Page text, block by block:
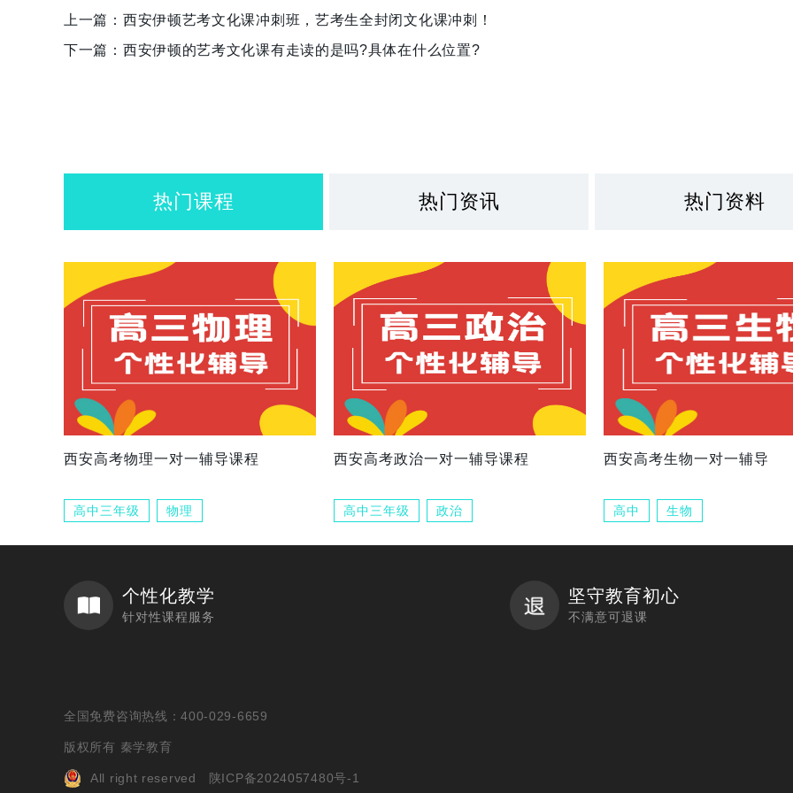
上一篇： 西安伊顿艺考文化课冲刺班，艺考生全封闭文化课冲刺！
下一篇： 西安伊顿的艺考文化课有走读的是吗?具体在什么位置?
热门课程 热门资讯 热门资料
西安高考物理一对一辅导课程
高中三年级 物理
西安高考政治一对一辅导课程
高中三年级 政治
西安高考生物一对一辅导
高中 生物
个性化教学
针对性课程服务
坚守教育初心
不满意可退课
全国免费咨询热线：400-029-6659
版权所有 秦学教育
All right reserved 陕ICP备2024057480号-1